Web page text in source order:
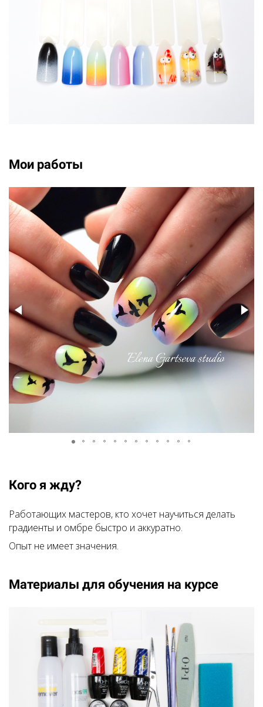
Мои работы
Кого я жду?
Работающих мастеров, кто хочет научиться делать
градиенты и омбре быстро и аккуратно.
Опыт не имеет значения.
Материалы для обучения на курсе